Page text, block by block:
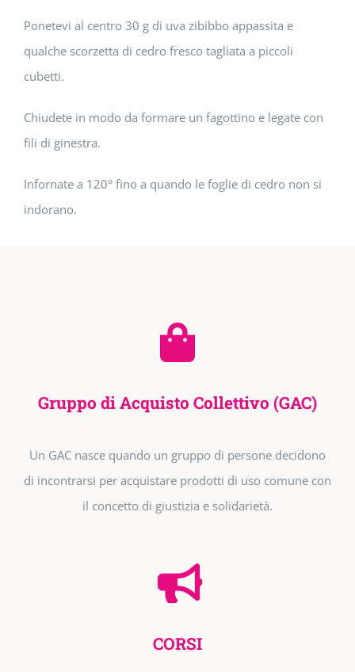
Ponetevi al centro 30 g di uva zibibbo appassita e
qualche scorzetta di cedro fresco tagliata a piccoli
cubetti.
Chiudete in modo da formare un fagottino e legate con
fili di ginestra.
Infornate a 120° fino a quando le foglie di cedro non si
indorano.
Gruppo di Acquisto Collettivo (GAC)
Un GAC nasce quando un gruppo di persone decidono
di incontrarsi per acquistare prodotti di uso comune con
il concetto di giustizia e solidarietà.
CORSI